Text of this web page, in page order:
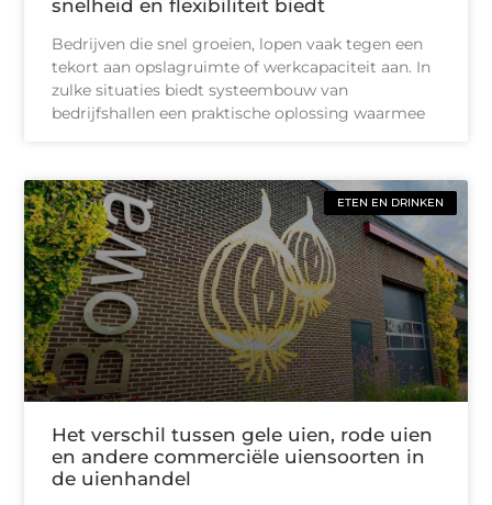
snelheid en flexibiliteit biedt
Bedrijven die snel groeien, lopen vaak tegen een
tekort aan opslagruimte of werkcapaciteit aan. In
zulke situaties biedt systeembouw van
bedrijfshallen een praktische oplossing waarmee
ETEN EN DRINKEN
Het verschil tussen gele uien, rode uien
en andere commerciële uiensoorten in
de uienhandel